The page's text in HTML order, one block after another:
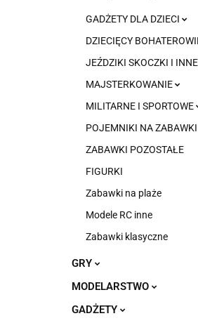
GADŻETY DLA DZIECI
DZIECIĘCY
JEŹDZIKI SKOCZKI I INNE
MAJSTERKOWANIE
MILITARNE I SPORTOWE
POJEMNIKI NA
ZABAWKI POZOSTAŁE
FIGURKI
Zabawki na plaże
Modele RC inne
Zabawki klasyczne
GRY
MODELARSTWO
GADŻETY